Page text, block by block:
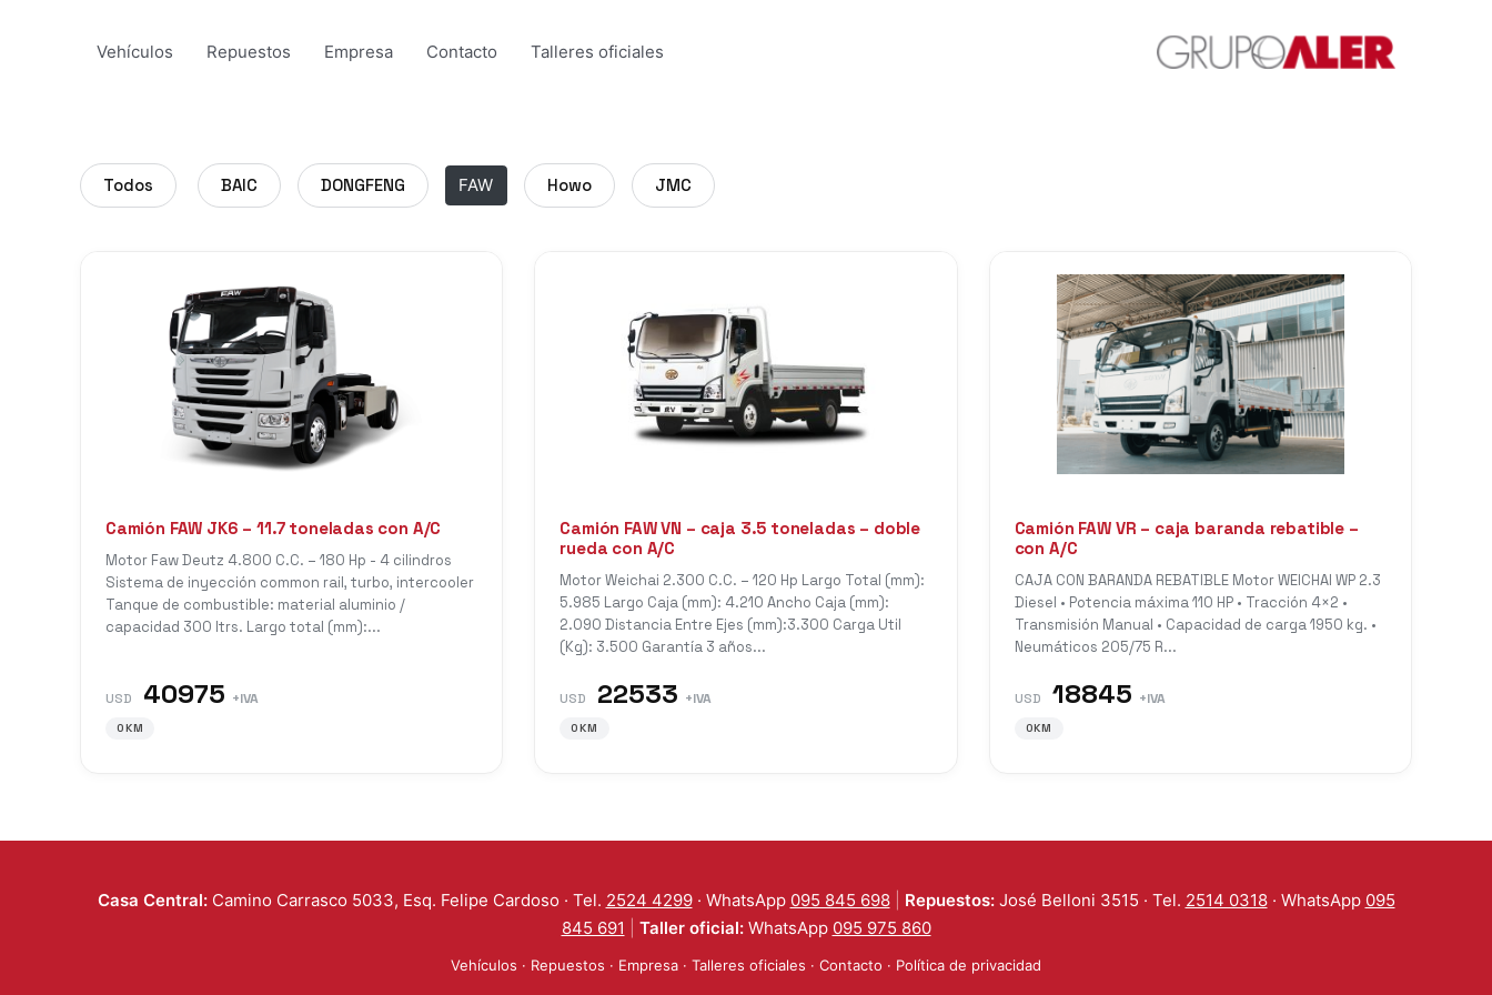
Vehículos Repuestos Empresa Contacto Talleres oficiales
Todos BAIC DONGFENG FAW Howo JMC
Camión FAW JK6 – 11.7 toneladas con A/C
Motor Faw Deutz 4.800 C.C. – 180 Hp - 4 cilindros
Sistema de inyección common rail, turbo, intercooler
Tanque de combustible: material aluminio /
capacidad 300 ltrs. Largo total (mm):...
USD 40975 +IVA
0KM
Camión FAW VN – caja 3.5 toneladas – doble
rueda con A/C
Motor Weichai 2.300 C.C. – 120 Hp Largo Total (mm):
5.985 Largo Caja (mm): 4.210 Ancho Caja (mm):
2.090 Distancia Entre Ejes (mm):3.300 Carga Util
(Kg): 3.500 Garantía 3 años...
USD 22533 +IVA
0KM
Camión FAW VR – caja baranda rebatible –
con A/C
CAJA CON BARANDA REBATIBLE Motor WEICHAI WP 2.3
Diesel • Potencia máxima 110 HP • Tracción 4×2 •
Transmisión Manual • Capacidad de carga 1950 kg. •
Neumáticos 205/75 R...
USD 18845 +IVA
0KM
Casa Central:Camino Carrasco 5033, Esq. Felipe Cardoso · Tel. 2524 4299· WhatsApp 095 845 698| Repuestos:José Belloni 3515 · Tel. 2514 0318· WhatsApp 095
845 691
Taller oficial:WhatsApp 095 975 860
Vehículos · Repuestos · Empresa · Talleres oficiales · Contacto · Política de privacidad